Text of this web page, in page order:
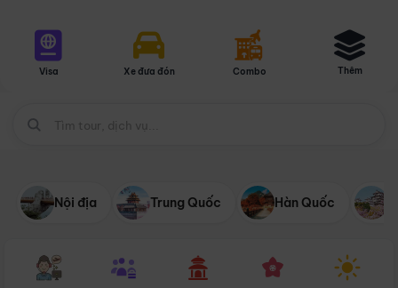
Visa Xe đưa đón Combo Thêm
Nội địa Trung Quốc Hàn Quốc